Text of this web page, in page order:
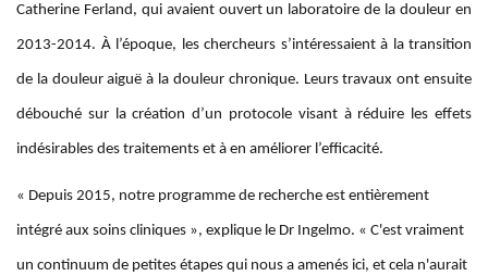
Catherine Ferland, qui avaient ouvert un laboratoire de la douleur en
2013-2014. À l’époque, les chercheurs s’intéressaient à la transition
de la douleur aiguë à la douleur chronique. Leurs travaux ont ensuite
débouché sur la création d’un protocole visant à réduire les effets
indésirables des traitements et à en améliorer l’efficacité.
« Depuis 2015, notre programme de recherche est entièrement
intégré aux soins cliniques », explique le Dr Ingelmo. « C'est vraiment
un continuum de petites étapes qui nous a amenés ici, et cela n'aurait